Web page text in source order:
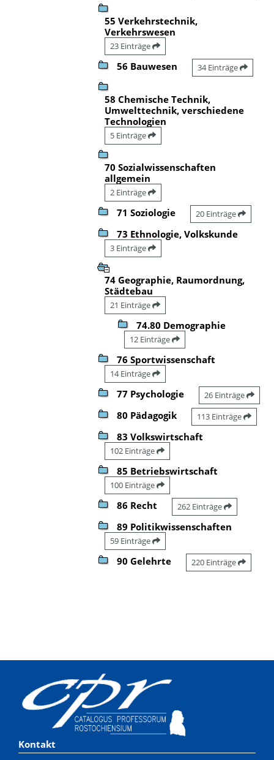
55 Verkehrstechnik,
Verkehrswesen
23 Einträge
56 Bauwesen 34 Einträge
58 Chemische Technik,
Umwelttechnik, verschiedene
Technologien
5 Einträge
70 Sozialwissenschaften
allgemein
2 Einträge
71 Soziologie 20 Einträge
73 Ethnologie, Volkskunde
3 Einträge
74 Geographie, Raumordnung,
Städtebau
21 Einträge
74.80 Demographie
12 Einträge
76 Sportwissenschaft
14 Einträge
77 Psychologie 26 Einträge
80 Pädagogik 113 Einträge
83 Volkswirtschaft
102 Einträge
85 Betriebswirtschaft
100 Einträge
86 Recht 262 Einträge
89 Politikwissenschaften
59 Einträge
90 Gelehrte 220 Einträge
Kontakt